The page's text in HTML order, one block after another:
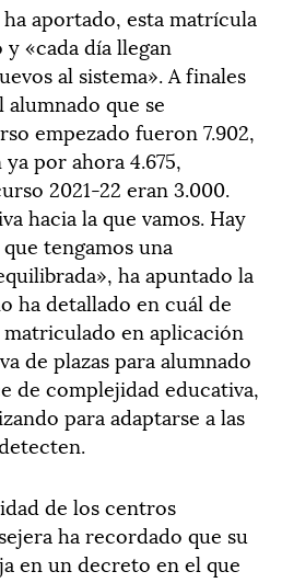
aportado, esta matrícula
«cada día llegan
al sistema». A finales
que se
empezado fueron 7.902,
por ahora 4.675,
2021-22 eran 3.000.
hacia la que vamos. Hay
tengamos una
ha apuntado la
ha detallado en cuál de
matriculado en aplicación
de plazas para alumnado
de complejidad educativa,
para adaptarse a las
de los centros
ha recordado que su
en un decreto en el que